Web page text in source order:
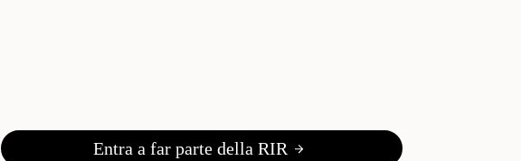
Entra a far parte della RIR